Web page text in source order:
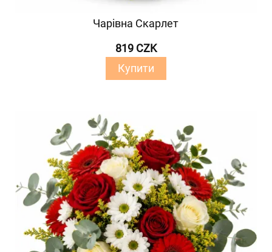
Чарівна Скарлет
819 CZK
Купити